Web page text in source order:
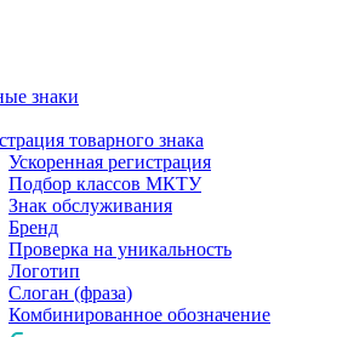
знаки
товарного знака
Ускоренная регистрация
Подбор классов МКТУ
Знак обслуживания
Бренд
Проверка на уникальность
Логотип
Слоган (фраза)
Комбинированное обозначение